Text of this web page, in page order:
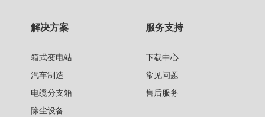
解决方案
箱式变电站
汽车制造
电缆分支箱
除尘设备
服务支持
下载中心
常见问题
售后服务